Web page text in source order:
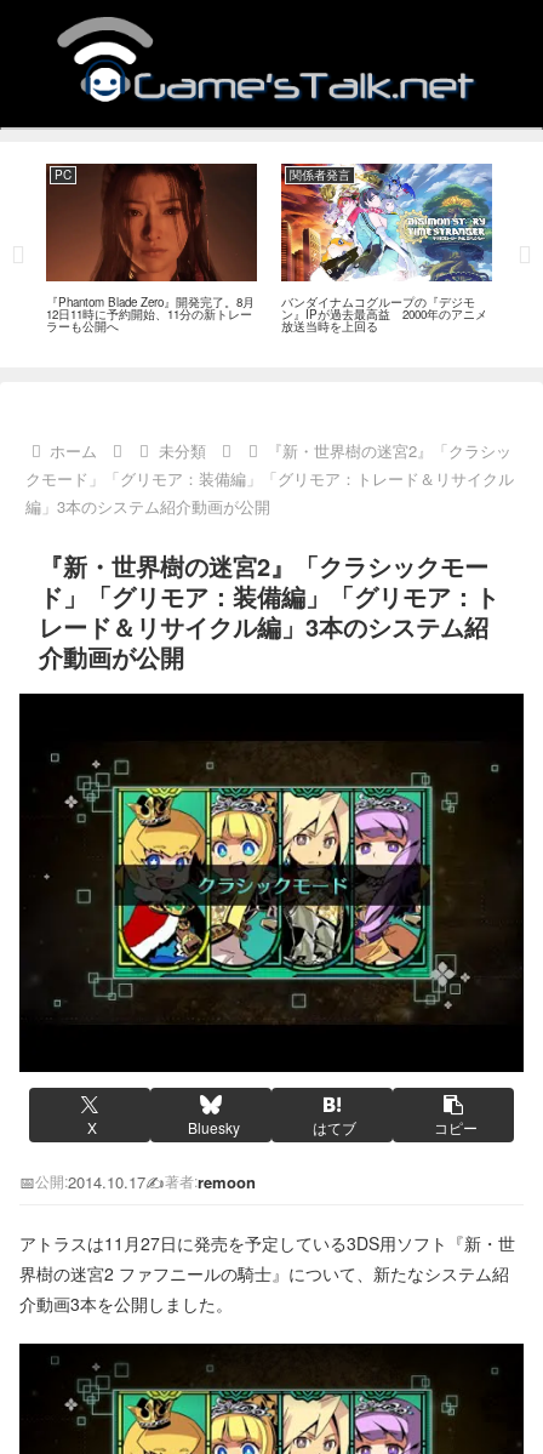
PC
『Phantom Blade Zero』開発完了。8月
12日11時に予約開始、11分の新トレー
ラーも公開へ
関係者発言
バンダイナムコグループの『デジモ
ン』IPが過去最高益 2000年のアニメ
放送当時を上回る
ホーム 未分類
『新・世界樹の迷宮2』「クラシッ
クモード」「グリモア：装備編」「グリモア：トレード＆リサイクル
編」3本のシステム紹介動画が公開
『新・世界樹の迷宮2』「クラシックモー
ド」「グリモア：装備編」「グリモア：ト
レード＆リサイクル編」3本のシステム紹
介動画が公開
X Bluesky はてブ コピー
📅公開:2014.10.17✍️著者:remoon
アトラスは11月27日に発売を予定している3DS用ソフト『新・世
界樹の迷宮2 ファフニールの騎士』について、新たなシステム紹
介動画3本を公開しました。